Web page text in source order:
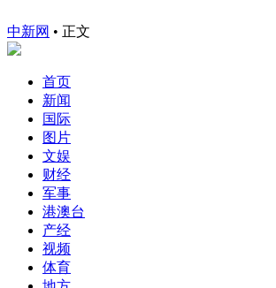
中新网 • 正文
首页
新闻
国际
图片
文娱
财经
军事
港澳台
产经
视频
体育